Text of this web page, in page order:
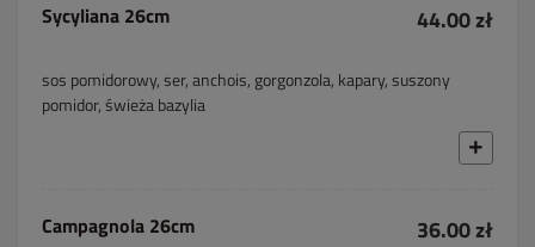
Sycyliana 26cm 44.00 zł
sos pomidorowy, ser, anchois, gorgonzola, kapary, suszony
pomidor, świeża bazylia
Campagnola 26cm 36.00 zł